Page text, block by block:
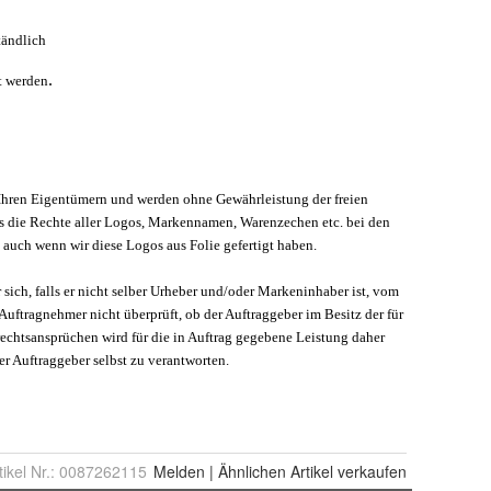
Nr.: 0087262115 Melden | Ähnlichen Artikel verkaufen